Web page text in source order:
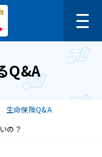
Q&A
生命保険Q&A
の？